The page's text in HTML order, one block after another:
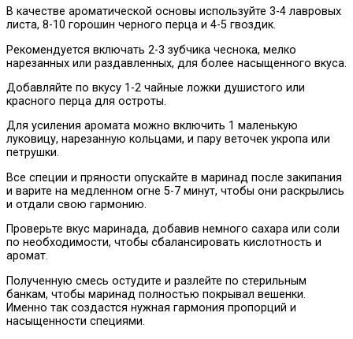
В качестве ароматической основы используйте 3-4 лавровых
листа, 8-10 горошин черного перца и 4-5 гвоздик.
Рекомендуется включать 2-3 зубчика чеснока, мелко
нарезанных или раздавленных, для более насыщенного вкуса.
Добавляйте по вкусу 1-2 чайные ложки душистого или
красного перца для остроты.
Для усиления аромата можно включить 1 маленькую
луковицу, нарезанную кольцами, и пару веточек укропа или
петрушки.
Все специи и пряности опускайте в маринад после закипания
и варите на медленном огне 5-7 минут, чтобы они раскрылись
и отдали свою гармонию.
Проверьте вкус маринада, добавив немного сахара или соли
по необходимости, чтобы сбалансировать кислотность и
аромат.
Полученную смесь остудите и разлейте по стерильным
банкам, чтобы маринад полностью покрывал вешенки.
Именно так создастся нужная гармония пропорций и
насыщенности специями.